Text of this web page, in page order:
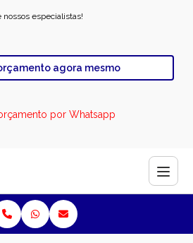
especialistas!
agora mesmo
por Whatsapp